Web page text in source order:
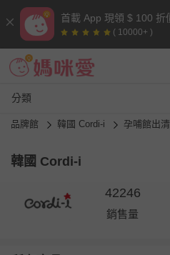
首載 App 現領 $ 100 折
( 10000+ )
分類
品牌館 韓國 Cordi-i 孕哺館出清
韓國 Cordi-i
42246
銷售量